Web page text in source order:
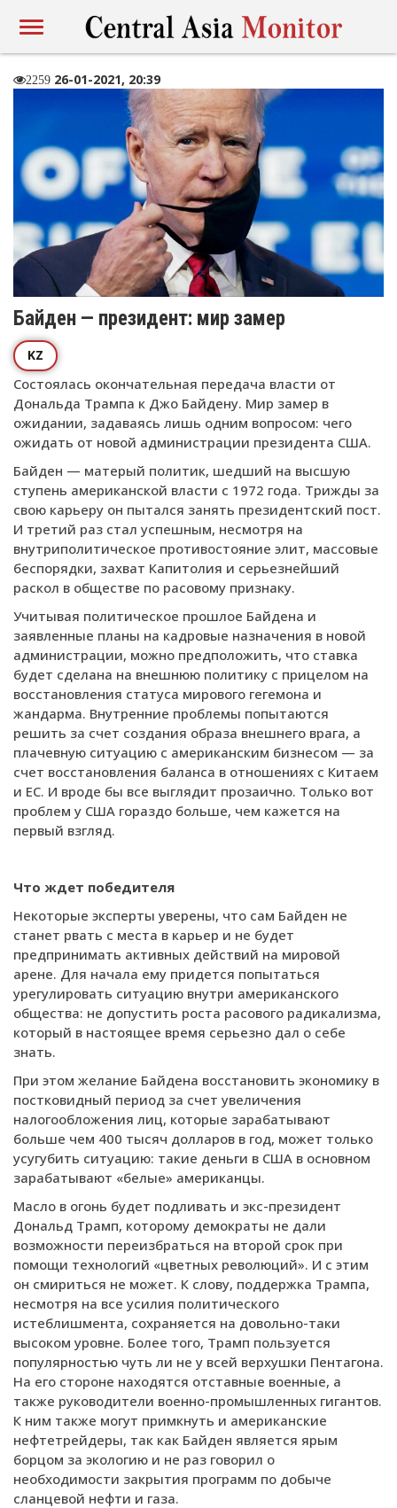
2259 26-01-2021, 20:39
Байден — президент: мир замер
KZ
Состоялась окончательная передача власти от
Дональда Трампа к Джо Байдену. Мир замер в
ожидании, задаваясь лишь одним вопросом: чего
ожидать от новой администрации президента США.
Байден — матерый политик, шедший на высшую
ступень американской власти с 1972 года. Трижды за
свою карьеру он пытался занять президентский пост.
И третий раз стал успешным, несмотря на
внутриполитическое противостояние элит, массовые
беспорядки, захват Капитолия и серьезнейший
раскол в обществе по расовому признаку.
Учитывая политическое прошлое Байдена и
заявленные планы на кадровые назначения в новой
администрации, можно предположить, что ставка
будет сделана на внешнюю политику с прицелом на
восстановления статуса мирового гегемона и
жандарма. Внутренние проблемы попытаются
решить за счет создания образа внешнего врага, а
плачевную ситуацию с американским бизнесом — за
счет восстановления баланса в отношениях с Китаем
и ЕС. И вроде бы все выглядит прозаично. Только вот
проблем у США гораздо больше, чем кажется на
первый взгляд.
Что ждет победителя
Некоторые эксперты уверены, что сам Байден не
станет рвать с места в карьер и не будет
предпринимать активных действий на мировой
арене. Для начала ему придется попытаться
урегулировать ситуацию внутри американского
общества: не допустить роста расового радикализма,
который в настоящее время серьезно дал о себе
знать.
При этом желание Байдена восстановить экономику в
постковидный период за счет увеличения
налогообложения лиц, которые зарабатывают
больше чем 400 тысяч долларов в год, может только
усугубить ситуацию: такие деньги в США в основном
зарабатывают «белые» американцы.
Масло в огонь будет подливать и экс-президент
Дональд Трамп, которому демократы не дали
возможности переизбраться на второй срок при
помощи технологий «цветных революций». И с этим
он смириться не может. К слову, поддержка Трампа,
несмотря на все усилия политического
истеблишмента, сохраняется на довольно-таки
высоком уровне. Более того, Трамп пользуется
популярностью чуть ли не у всей верхушки Пентагона.
На его стороне находятся отставные военные, а
также руководители военно-промышленных гигантов.
К ним также могут примкнуть и американские
нефтетрейдеры, так как Байден является ярым
борцом за экологию и не раз говорил о
необходимости закрытия программ по добыче
сланцевой нефти и газа.